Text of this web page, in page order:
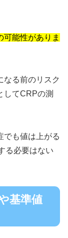
能性がありま
なる前のリスク
してCRPの測
でも値は上がる
る必要はない
基準値